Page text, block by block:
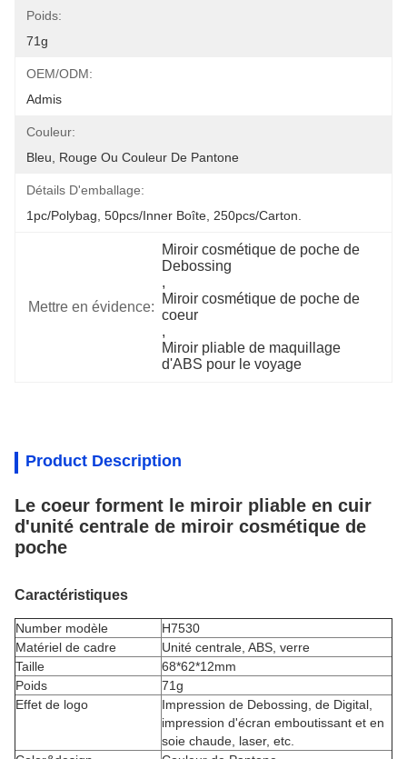
Poids:
71g
OEM/ODM:
Admis
Couleur:
Bleu, Rouge Ou Couleur De Pantone
Détails D'emballage:
1pc/polybag, 50pcs/inner Boîte, 250pcs/carton.
Mettre en évidence:
Miroir cosmétique de poche de
Debossing
,
Miroir cosmétique de poche de
coeur
,
Miroir pliable de maquillage
d'ABS pour le voyage
Product Description
Le coeur forment le miroir pliable en cuir
d'unité centrale de miroir cosmétique de
poche
Caractéristiques
Number modèle
H7530
Matériel de cadre
Unité centrale, ABS, verre
Taille
68*62*12mm
Poids
71g
Effet de logo
Impression de Debossing, de Digital,
impression d'écran emboutissant et en
soie chaude, laser, etc.